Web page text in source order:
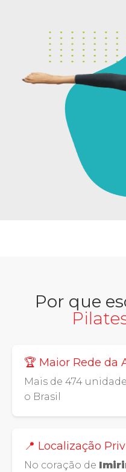
Por que
🏆 Maior Rede da
Mais de 474
o Brasil
📍 Localização
No coração de